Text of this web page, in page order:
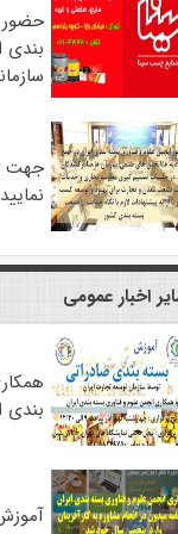
حضور
بندی
جهت
نمایید
اخبار عمومی
بندی